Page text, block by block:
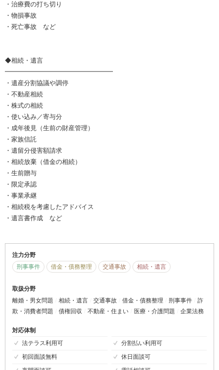
・治療費の打ち切り
・物損事故
・死亡事故 など
◆相続・遺言
━━━━━━━━━━━━━━━━━
・遺産分割協議や調停
・不動産相続
・株式の相続
・使い込み／寄与分
・成年後見（生前の財産管理）
・家族信託
・遺留分侵害額請求
・相続放棄（借金の相続）
・生前贈与
・限定承認
・事業承継
・相続税を考慮したアドバイス
・遺言書作成 など
注力分野
刑事事件
借金・債務整理 交通事故 相続・遺言
取扱分野
離婚・男女問題
相続・遺言 交通事故 借金・債務整理 刑事事件
詐
欺・消費者問題
債権回収 不動産・住まい 医療・介護問題 企業法務
対応体制
法テラス利用可
分割払い利用可
初回面談無料
休日面談可